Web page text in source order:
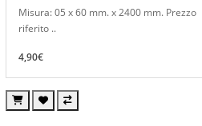
Misura: 05 x 60 mm. x 2400 mm. Prezzo
riferito ..
4,90€